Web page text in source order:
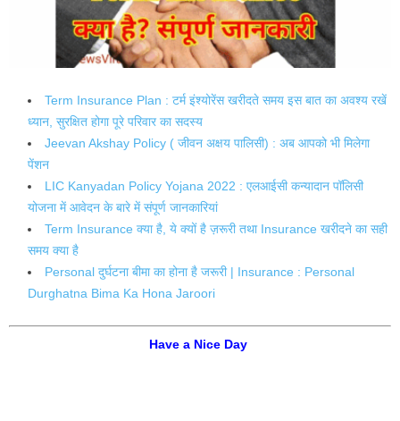
Term Insurance Plan : टर्म इंश्योरेंस खरीदते समय इस बात का अवश्य रखें
ध्यान, सुरक्षित होगा पूरे परिवार का सदस्य
Jeevan Akshay Policy ( जीवन अक्षय पालिसी) : अब आपको भी मिलेगा
पेंशन
LIC Kanyadan Policy Yojana 2022 : एलआईसी कन्यादान पॉलिसी
योजना में आवेदन के बारे में संपूर्ण जानकारियां
Term Insurance क्या है, ये क्यों है ज़रूरी तथा Insurance खरीदने का सही
समय क्या है
Personal दुर्घटना बीमा का होना है जरूरी | Insurance : Personal
Durghatna Bima Ka Hona Jaroori
Have a Nice Day